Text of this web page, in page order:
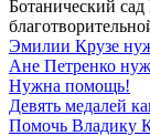
Ботанический
Эмилии Крузе
Ане Петренко
Нужна помощь!
Девять медалей
Помочь Владику